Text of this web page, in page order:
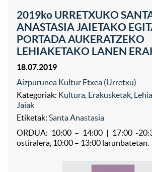
2019ko URRETXUKO
ANASTASIA JAIETAKO
PORTADA AUKERATZEKO
LEHIAKETAKO LANEN
18.07.2019
Aizpurunea Kultur Etxea (Urretxu)
Kategoriak: Kultura Erakusketak
Jaiak
Etiketak: Santa Anastasia
ORDUA: 10:00 – 14:00 | 17:00 -
ostiralera, 10:00 – 13:00 larunbatetan.